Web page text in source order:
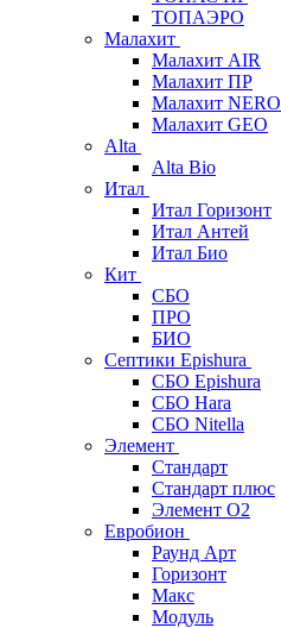
ТОПАЭРО
Малахит
Малахит AIR
Малахит ПР
Малахит NERO
Малахит GEO
Alta
Alta Bio
Итал
Итал Горизонт
Итал Антей
Итал Био
Кит
СБО
ПРО
БИО
Септики Epishura
СБО Epishura
СБО Hara
СБО Nitella
Элемент
Стандарт
Стандарт плюс
Элемент О2
Евробион
Раунд Арт
Горизонт
Макс
Модуль